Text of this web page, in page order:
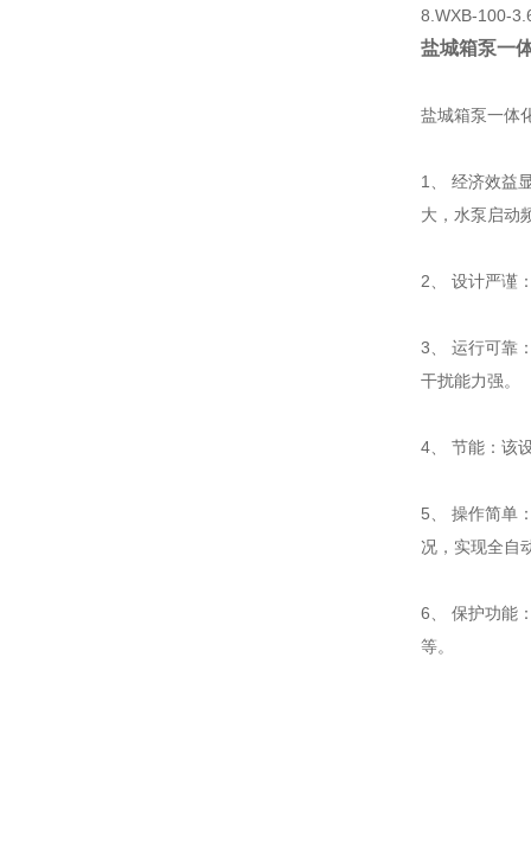
8.WXB-100-
盐城箱泵一
盐城箱泵一体
1、 经济效益
大，水泵启
2、 设计严谨
3、 运行可靠
干扰能力
4、 节能：该
5、 操作简单
况，实现全
6、 保护功能
等。